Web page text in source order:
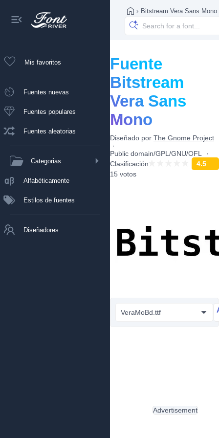
Mis favoritos
Fuentes nuevas
Fuentes populares
Fuentes aleatorias
Categorias
Alfabéticamente
Estilos de fuentes
Diseñadores
› Bitstream Vera Sans Mono
Fuente
Bitstream
Vera Sans
Mono
Diseñado por The Gnome Project
Public domain/GPL/GNU/OFL
Clasificación
4.5
15 votos
VeraMoBd.ttf
Advertisement